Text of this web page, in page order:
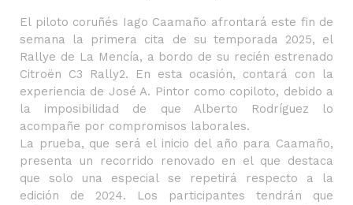
El piloto coruñés Iago Caamaño afrontará este fin de
semana la primera cita de su temporada 2025, el
Rallye de La Mencía, a bordo de su recién estrenado
Citroën C3 Rally2. En esta ocasión, contará con la
experiencia de José A. Pintor como copiloto, debido a
la imposibilidad de que Alberto Rodríguez lo
acompañe por compromisos laborales.
La prueba, que será el inicio del año para Caamaño,
presenta un recorrido renovado en el que destaca
que solo una especial se repetirá respecto a la
edición de 2024. Los participantes tendrán que